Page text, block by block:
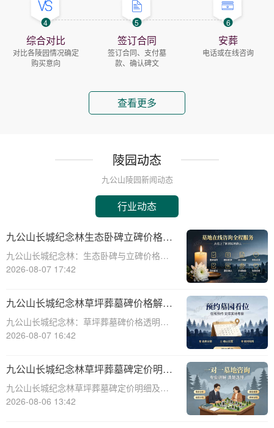
4
综合对比
对比各陵园情况确定
购买意向
5
签订合同
签订合同、支付墓
款、确认碑文
6
安葬
电话或在线咨询
查看更多
陵园动态
九公山陵园新闻动态
行业动态
九公山长城纪念林生态卧碑立碑价格表
详解及活动期赠安葬配套福利解析
九公山长城纪念林：生态卧碑与立碑价格及
活动期赠送配套服务全解析☎ 九公山陵园电
地，九公山长城纪念林凭借其得天独厚的地
理位置和优越的自然环境，成为众
2026-08-07 17:42
九公山长城纪念林草坪葬墓碑价格解析
及赠予绿植养护服务详解
九公山长城纪念林：草坪葬墓碑价格透明，
赠送绿植养护服务☎ 九公山陵园电话:400-
纪念林地之一，致力于为逝者提供环保、庄
重的安葬选择。草坪葬墓碑作为一种
2026-08-07 16:42
九公山长城纪念林草坪葬墓碑定价明细
活动赠绿植养护服务详解
九公山长城纪念林草坪葬墓碑定价明细及活
动赠绿植养护服务详解☎ 九公山陵园电
2026-08-06 13:42